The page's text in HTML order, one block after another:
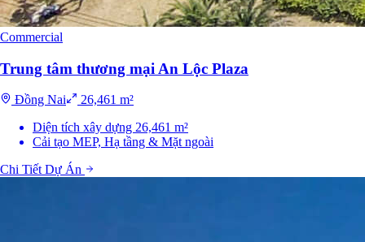
Commercial
Trung tâm thương mại An Lộc Plaza
Đồng Nai
26,461 m²
Diện tích xây dựng 26,461 m²
Cải tạo MEP, Hạ tầng & Mặt ngoài
Chi Tiết Dự Án